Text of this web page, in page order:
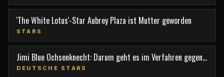
'The White Lotus'-Star Aubrey Plaza ist Mutter geworden
STARS
Jimi Blue Ochsenknecht: Darum geht es im Verfahren gegen
den TV-Star
DEUTSCHE STARS